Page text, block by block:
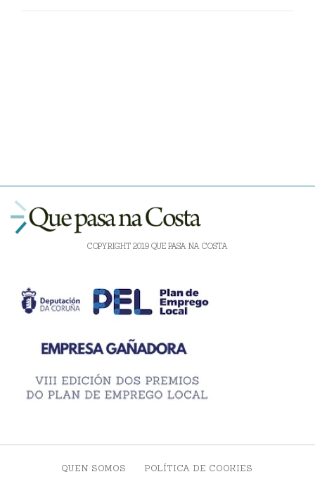
COPYRIGHT 2019 QUE PASA NA COSTA
QUEN SOMOS POLÍTICA DE COOKIES